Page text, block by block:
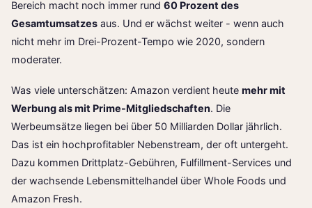
Bereich macht noch immer rund 60 Prozent des
Gesamtumsatzes aus. Und er wächst weiter - wenn auch
nicht mehr im Drei-Prozent-Tempo wie 2020, sondern
moderater.
Was viele unterschätzen: Amazon verdient heute mehr mit
Werbung als mit Prime-Mitgliedschaften. Die
Werbeumsätze liegen bei über 50 Milliarden Dollar jährlich.
Das ist ein hochprofitabler Nebenstream, der oft untergeht.
Dazu kommen Drittplatz-Gebühren, Fulfillment-Services und
der wachsende Lebensmittelhandel über Whole Foods und
Amazon Fresh.